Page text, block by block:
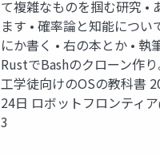
て複雑なものを掴む研究 •
ます • 確率論と知能につい
にか書く • 右の本とか • 執
RustでBashのクローン作
工学徒向けのOSの教科書
24日 ロボットフロンティ
3